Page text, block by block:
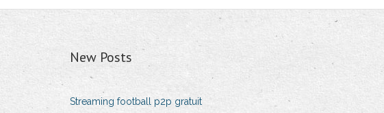
New Posts
Streaming football p2p gratuit